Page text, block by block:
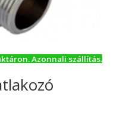
Azonnali szállítás.